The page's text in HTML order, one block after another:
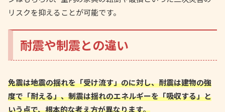
リスクを抑えることが可能です。
耐震や制震との違い
免震は地震の揺れを「受け流す」のに対し、耐震は建物の強
度で「耐える」、制震は揺れのエネルギーを「吸収する」と
いう点で、根本的な考え方が異なります。